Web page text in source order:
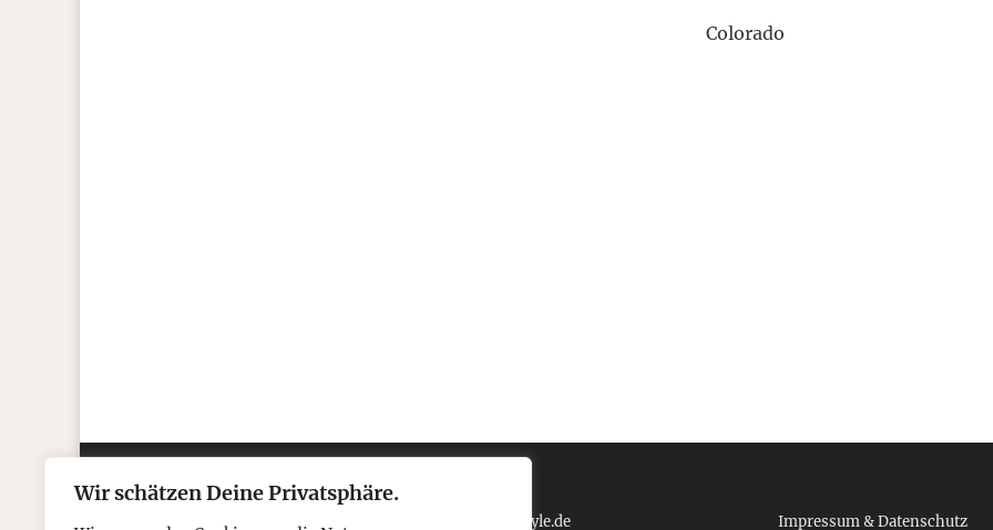
Wir schätzen Deine Privatsphäre.
Colorado
Kontakt Über tcboyle.de Impressum & Datenschutz